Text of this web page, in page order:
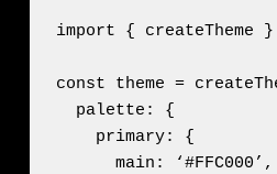
import {
const theme =
  palette: {
    primary: {
      main: ‘#FFC000’,